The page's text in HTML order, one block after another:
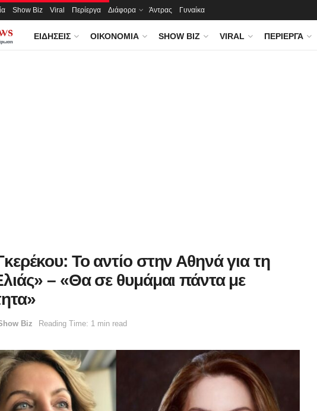
Show Biz Viral Περίεργα Διάφορα Άντρας Γυναίκα
ΕΙΔΉΣΕΙΣ ΟΙΚΟΝΟΜΊΑ SHOW BIZ VIRAL ΠΕΡΊΕΡΓΑ
Το αντίο στην Αθηνά για τη
– «Θα σε θυμάμαι πάντα με
Biz Reading Time: 1 min read